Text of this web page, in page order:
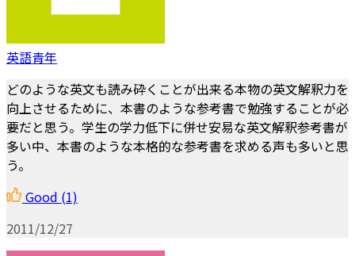
英語青年
どのような英文も読み砕くことが出来る本物の英文解釈力を
向上させるために、本書のような参考書で勉強することが必
要だと思う。学生の学力低下に併せ安易な英文解釈参考書が
多い中、本書のような本格的な参考書を求める声も多いと思
う。
Good (1)
2011/12/27